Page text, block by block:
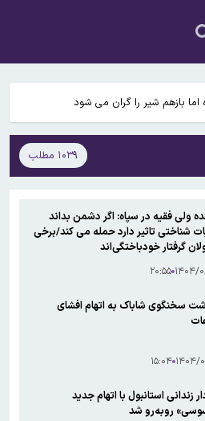
خارجی مجلس: مذاکره با عمان به
در آمریکا به سر می برند ورقه اقامت داده
بازهم شیر را گران می‌ شود
قیمت انواع ارز ۱۵ مردادماه ۱۴۰۵+ جدول قیمت/ دلار ۱۸۸ هزار تومان
آخرین قیمت طلا و سکه ۱۵ مردادماه ۱۴۰۵+جدول قیمت/ طلا هر گرم ۱۸
خارجی مجلس: مذاکره با عمان به
در آمریکا به سر می برند ورقه اقامت داده
۱۰۳۹ مطلب
ولی فقیه در سپاه: اگر دشمن بداند
شناختی تاثیر دارد حمله می کند/برخی
گرفتار خودباختگی‌اند
۰۸/۰۸ ۲۰:۵۵
سخنگوی شاباک به اتهام افشای
۰۸/۰۵ ۱۵:۰۴
زندانی استانبول با اتهام جدید
روبه‌رو شد